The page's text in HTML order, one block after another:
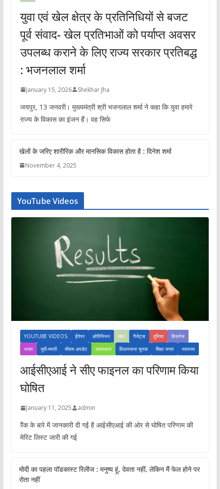
युवा एवं खेल क्षेत्र के प्रतिनिधियों से बजट
पूर्व संवाद- खेल प्रतिभाओं को पर्याप्त अवसर
उपलब्ध कराने के लिए राज्य सरकार प्रतिबद्ध
: भजनलाल शर्मा
January 15, 2026 Shekhar Jha
जयपुर, 13 जनवरी। मुख्यमंत्री श्री भजनलाल शर्मा ने कहा कि युवा हमारे
राज्य के विकास का इंजन हैं। वह सिर्फ
खेलों के जरिए शारीरिक और मानसिक विकास होता है : दिनेश शर्मा
November 4, 2025
YouTube Videos
YOUTUBE VIDEOS ईपेपर ओपिनियन खेल गैजेट्स दुनिया
बिज़नेस
भारत
मूवी-मस्ती मौसम अपडेट राजस्थान विधानसभा चुनाव शिक्षा जगत स्वास्थ्य
आईसीएआई ने सीए फाइनल का परिणाम किया
घोषित
January 11, 2025 admin
रैंक के बारे में जानकारी दी गई है आईसीएआई की ओर से घोषित परिणाम की
मेरिट लिस्ट जारी की गई
मोदी का पहला पॉडकास्ट रिलीज : मनुष्य हूं, देवता नहीं, लेकिन मैं फेल होने पर
रोता नहीं